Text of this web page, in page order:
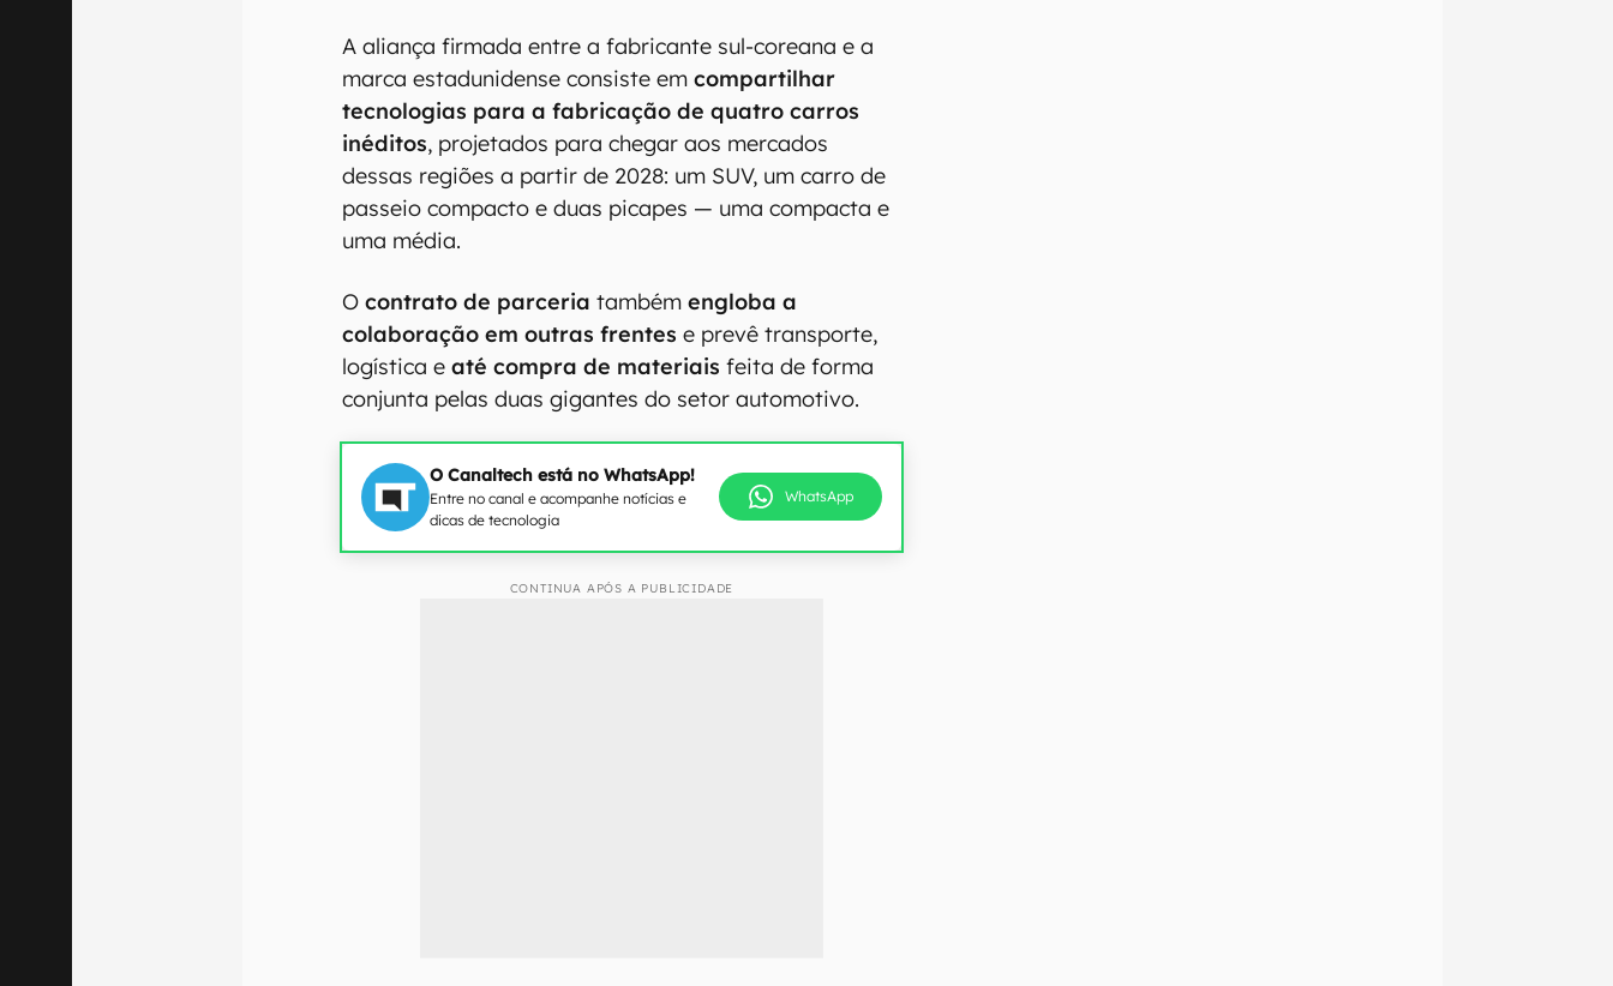
A aliança firmada entre a fabricante sul-coreana e a
marca estadunidense consiste emcompartilhar
tecnologias para a fabricação de quatro carros
inéditos, projetados para chegar aos mercados
dessas regiões a partir de 2028: um SUV, um carro de
passeio compacto e duas picapes — uma compacta e
uma média.
Ocontrato de parceria tambémengloba a
colaboração em outras frentes e prevê transporte,
logística eaté compra de materiais feita de forma
conjunta pelas duas gigantes do setor automotivo.
O Canaltech está no WhatsApp!
Entre no canal e acompanhe notícias e
dicas de tecnologia
WhatsApp
CONTINUA APÓS A PUBLICIDADE